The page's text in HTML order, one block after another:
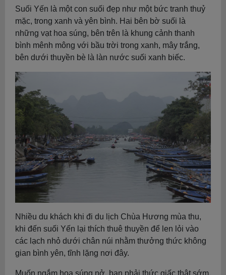
Suối Yến là một con suối đẹp như một bức tranh thuỷ
mặc, trong xanh và yên bình. Hai bên bờ suối là
những vạt hoa súng, bên trên là khung cảnh thanh
bình mênh mông với bầu trời trong xanh, mây trắng,
bên dưới thuyền bè là làn nước suối xanh biếc.
Nhiều du khách khi đi du lịch Chùa Hương mùa thu,
khi đến suối Yến lại thích thuê thuyền để len lỏi vào
các lạch nhỏ dưới chân núi nhằm thưởng thức không
gian bình yên, tĩnh lặng nơi đây.
Muốn ngắm hoa súng nở, bạn phải thức giấc thật sớm,